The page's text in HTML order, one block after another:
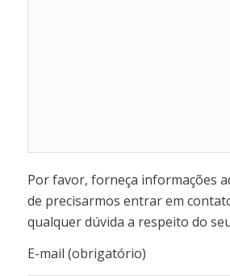
Por favor, forneça informações
de precisarmos entrar em
qualquer dúvida a respeito do
E-mail (obrigatório)